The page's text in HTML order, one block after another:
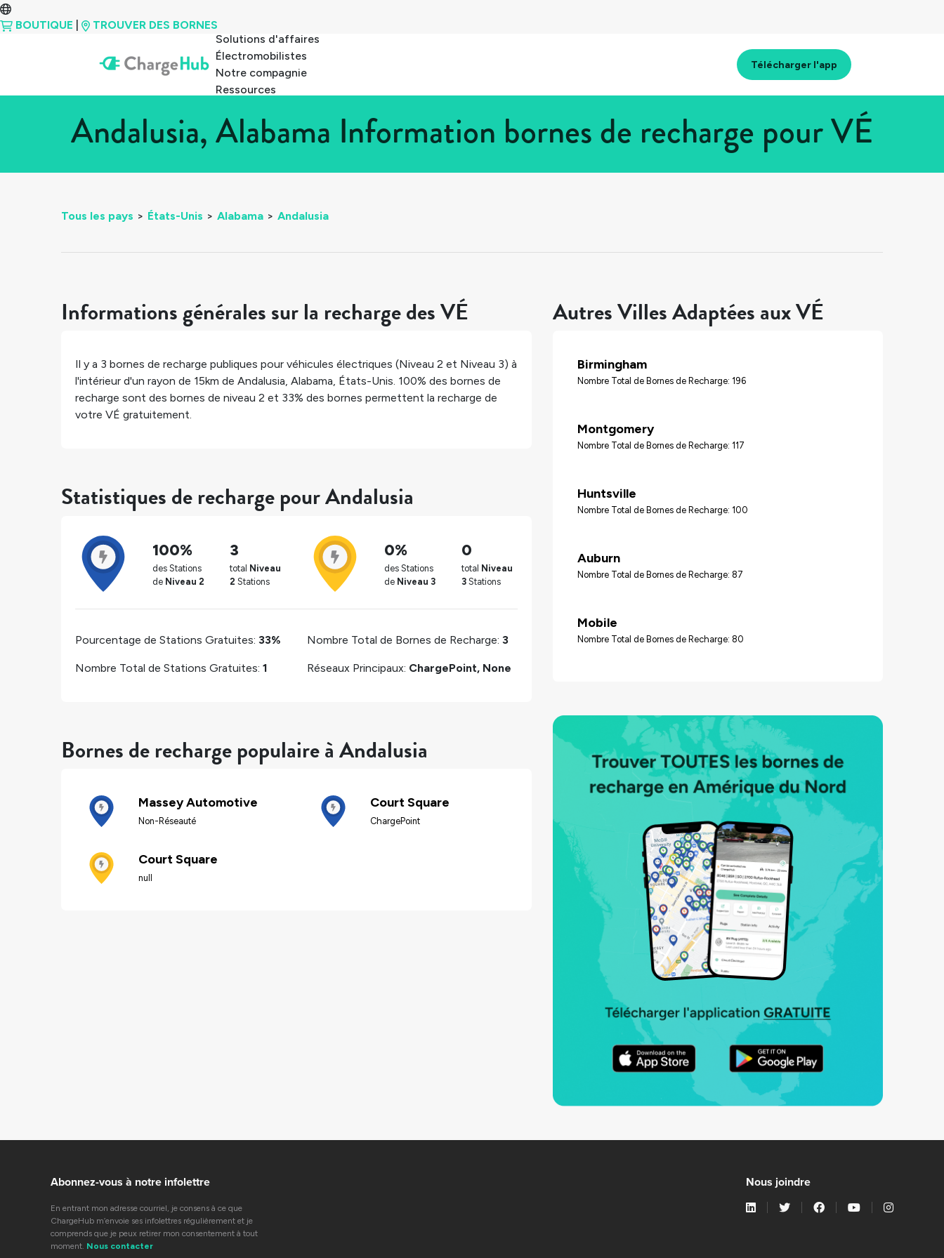
BOUTIQUE
TROUVER DES BORNES
Solutions d'affaires
Électromobilistes
Notre compagnie
Ressources
Télécharger l'app
Andalusia, Alabama Information bornes de recharge pour VÉ
Tous les pays > États-Unis > Alabama > Andalusia
Informations générales sur la recharge des VÉ
Il y a 3 bornes de recharge publiques pour véhicules électriques (Niveau 2 et Niveau 3) à
l'intérieur d'un rayon de 15km de Andalusia, Alabama, États-Unis. 100% des bornes de
recharge sont des bornes de niveau 2 et 33% des bornes permettent la recharge de
votre VÉ gratuitement.
Statistiques de recharge pour Andalusia
100%
des Stations
de Niveau 2
3
total Niveau
2 Stations
0%
des Stations
de Niveau 3
0
total Niveau
3 Stations
Pourcentage de Stations Gratuites: 33%
Nombre Total de Stations Gratuites: 1
Nombre Total de Bornes de Recharge: 3
Réseaux Principaux: ChargePoint, None
Bornes de recharge populaire à Andalusia
Massey Automotive
Non-Réseauté
Court Square
ChargePoint
Court Square
null
Autres Villes Adaptées aux VÉ
Birmingham
Nombre Total de Bornes de Recharge: 196
Montgomery
Nombre Total de Bornes de Recharge: 117
Huntsville
Nombre Total de Bornes de Recharge: 100
Auburn
Nombre Total de Bornes de Recharge: 87
Mobile
Nombre Total de Bornes de Recharge: 80
Abonnez-vous à notre infolettre
En entrant mon adresse courriel, je consens à ce que
ChargeHub m’envoie ses infolettres régulièrement et je
comprends que je peux retirer mon consentement à tout
moment. Nous contacter
Nous joindre